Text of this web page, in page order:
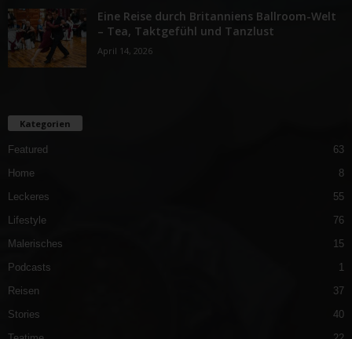
Eine Reise durch Britanniens Ballroom-Welt
– Tea, Taktgefühl und Tanzlust
April 14, 2026
Kategorien
Featured
63
Home
8
Leckeres
55
Lifestyle
76
Malerisches
15
Podcasts
1
Reisen
37
Stories
40